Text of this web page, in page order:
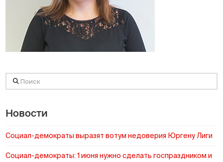
Поиск
Новости
Социал-демократы выразят вотум недоверия Юргену Лиги
Социал-демократы: 1 июня нужно сделать госпраздником и